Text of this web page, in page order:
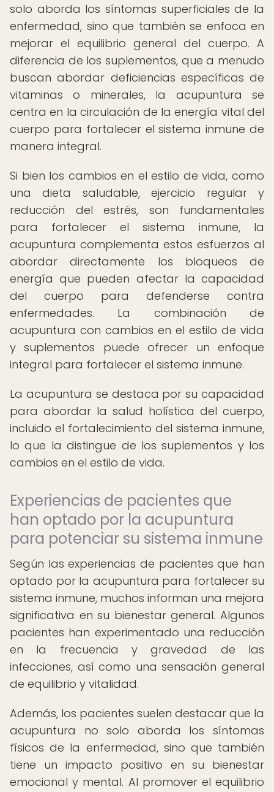
solo aborda los síntomas superficiales de la
enfermedad, sino que también se enfoca en
mejorar el equilibrio general del cuerpo. A
diferencia de los suplementos, que a menudo
buscan abordar deficiencias específicas de
vitaminas o minerales, la acupuntura se
centra en la circulación de la energía vital del
cuerpo para fortalecer el sistema inmune de
manera integral.
Si bien los cambios en el estilo de vida, como
una dieta saludable, ejercicio regular y
reducción del estrés, son fundamentales
para fortalecer el sistema inmune, la
acupuntura complementa estos esfuerzos al
abordar directamente los bloqueos de
energía que pueden afectar la capacidad
del cuerpo para defenderse contra
enfermedades. La combinación de
acupuntura con cambios en el estilo de vida
y suplementos puede ofrecer un enfoque
integral para fortalecer el sistema inmune.
La acupuntura se destaca por su capacidad
para abordar la salud holística del cuerpo,
incluido el fortalecimiento del sistema inmune,
lo que la distingue de los suplementos y los
cambios en el estilo de vida.
Experiencias de pacientes que
han optado por la acupuntura
para potenciar su sistema inmune
Según las experiencias de pacientes que han
optado por la acupuntura para fortalecer su
sistema inmune, muchos informan una mejora
significativa en su bienestar general. Algunos
pacientes han experimentado una reducción
en la frecuencia y gravedad de las
infecciones, así como una sensación general
de equilibrio y vitalidad.
Además, los pacientes suelen destacar que la
acupuntura no solo aborda los síntomas
físicos de la enfermedad, sino que también
tiene un impacto positivo en su bienestar
emocional y mental. Al promover el equilibrio